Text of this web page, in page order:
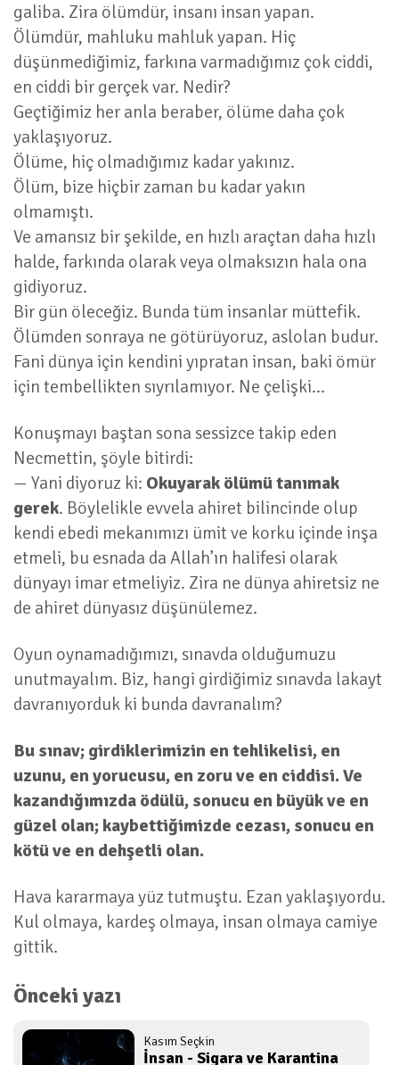
galiba. Zira ölümdür, insanı insan yapan.
Ölümdür, mahluku mahluk yapan. Hiç
düşünmediğimiz, farkına varmadığımız çok ciddi,
en ciddi bir gerçek var. Nedir?
Geçtiğimiz her anla beraber, ölüme daha çok
yaklaşıyoruz.
Ölüme, hiç olmadığımız kadar yakınız.
Ölüm, bize hiçbir zaman bu kadar yakın
olmamıştı.
Ve amansız bir şekilde, en hızlı araçtan daha hızlı
halde, farkında olarak veya olmaksızın hala ona
gidiyoruz.
Bir gün öleceğiz. Bunda tüm insanlar müttefik.
Ölümden sonraya ne götürüyoruz, aslolan budur.
Fani dünya için kendini yıpratan insan, baki ömür
için tembellikten sıyrılamıyor. Ne çelişki...
Konuşmayı baştan sona sessizce takip eden
Necmettin, şöyle bitirdi:
— Yani diyoruz ki: Okuyarak ölümü tanımak
gerek. Böylelikle evvela ahiret bilincinde olup
kendi ebedi mekanımızı ümit ve korku içinde inşa
etmeli, bu esnada da Allah’ın halifesi olarak
dünyayı imar etmeliyiz. Zira ne dünya ahiretsiz ne
de ahiret dünyasız düşünülemez.
Oyun oynamadığımızı, sınavda olduğumuzu
unutmayalım. Biz, hangi girdiğimiz sınavda lakayt
davranıyorduk ki bunda davranalım?
Bu sınav; girdiklerimizin en tehlikelisi, en
uzunu, en yorucusu, en zoru ve en ciddisi. Ve
kazandığımızda ödülü, sonucu en büyük ve en
güzel olan; kaybettiğimizde cezası, sonucu en
kötü ve en dehşetli olan.
Hava kararmaya yüz tutmuştu. Ezan yaklaşıyordu.
Kul olmaya, kardeş olmaya, insan olmaya camiye
gittik.
Önceki yazı